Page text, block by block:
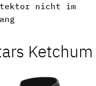
nicht im
Ketchum